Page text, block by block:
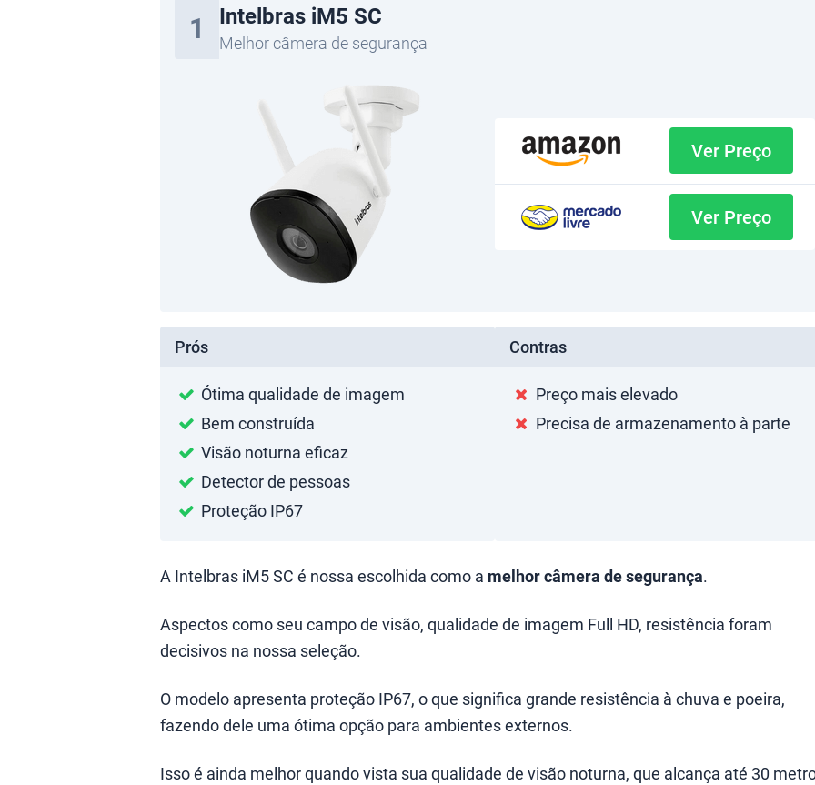
1 Intelbras iM5 SC
Melhor câmera de segurança
Ver Preço
Ver Preço
Prós
Ótima qualidade de imagem
Bem construída
Visão noturna eficaz
Detector de pessoas
Proteção IP67
Contras
Preço mais elevado
Precisa de armazenamento à parte
A Intelbras iM5 SC é nossa escolhida como a melhor câmera de segurança.
Aspectos como seu campo de visão, qualidade de imagem Full HD, resistência foram
decisivos na nossa seleção.
O modelo apresenta proteção IP67, o que significa grande resistência à chuva e poeira,
fazendo dele uma ótima opção para ambientes externos.
Isso é ainda melhor quando vista sua qualidade de visão noturna, que alcança até 30